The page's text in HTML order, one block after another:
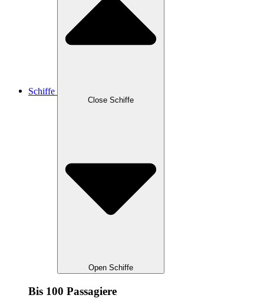
Schiffe
Close Schiffe
Open Schiffe
Bis 100 Passagiere